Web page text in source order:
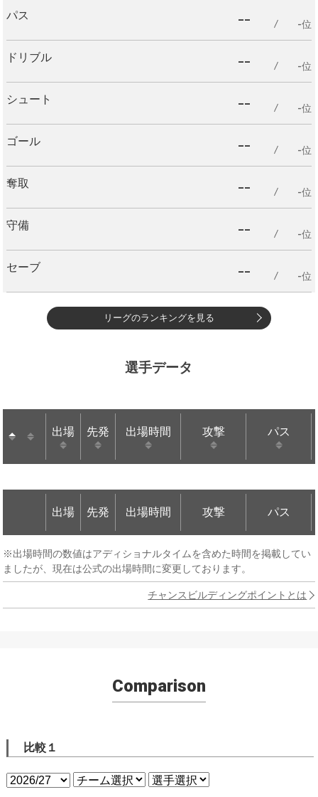
パス -- -位
ドリブル -- -位
シュート -- -位
ゴール -- -位
奪取 -- -位
守備 -- -位
セーブ -- -位
リーグのランキングを見る
選手データ
出場 先発 出場時間 攻撃 パス
出場
先発 出場時間 攻撃 パス
※出場時間の数値はアディショナルタイムを含めた時間を掲載してい
ましたが、現在は公式の出場時間に変更しております。
チャンスビルディングポイントとは
Comparison
比較１